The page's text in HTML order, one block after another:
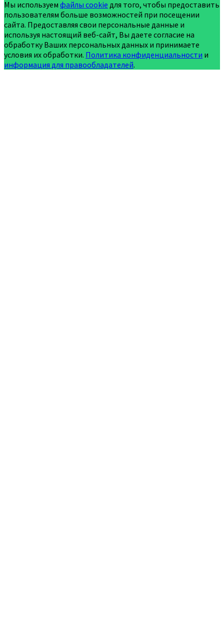
Мы используем файлы cookie для того, чтобы предоставить
пользователям больше возможностей при посещении
сайта. Предоставляя свои персональные данные и
используя настоящий веб-сайт, Вы даете согласие на
обработку Ваших персональных данных и принимаете
условия их обработки. Политика конфиденциальности и
информация для правообладателей.